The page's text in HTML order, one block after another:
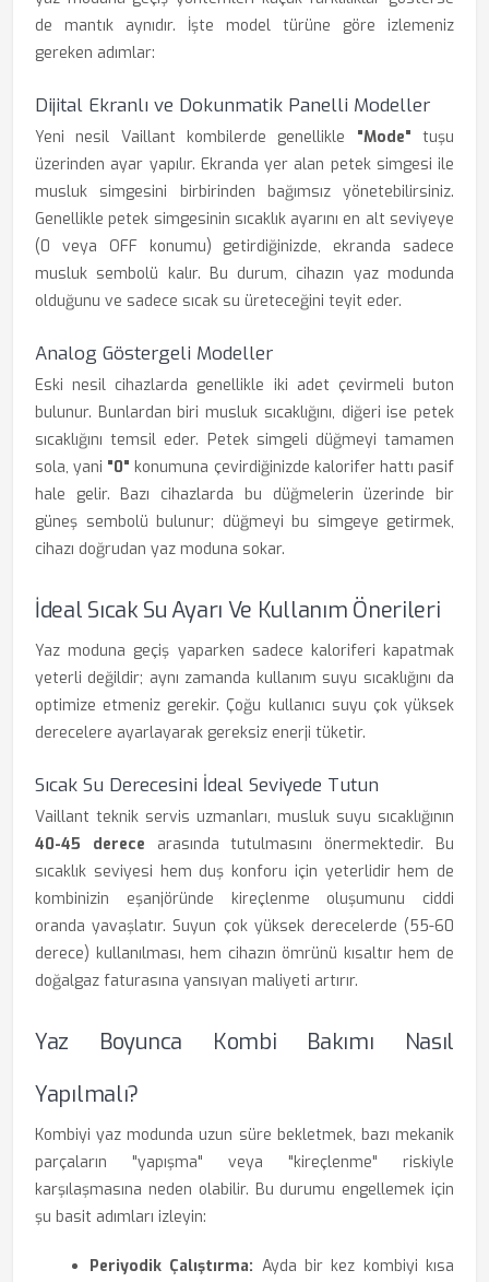
de mantık aynıdır. İşte model türüne göre izlemeniz
gereken adımlar:
Dijital Ekranlı ve Dokunmatik Panelli Modeller
Yeni nesil Vaillant kombilerde genellikle "Mode" tuşu
üzerinden ayar yapılır. Ekranda yer alan petek simgesi ile
musluk simgesini birbirinden bağımsız yönetebilirsiniz.
Genellikle petek simgesinin sıcaklık ayarını en alt seviyeye
(0 veya OFF konumu) getirdiğinizde, ekranda sadece
musluk sembolü kalır. Bu durum, cihazın yaz modunda
olduğunu ve sadece sıcak su üreteceğini teyit eder.
Analog Göstergeli Modeller
Eski nesil cihazlarda genellikle iki adet çevirmeli buton
bulunur. Bunlardan biri musluk sıcaklığını, diğeri ise petek
sıcaklığını temsil eder. Petek simgeli düğmeyi tamamen
sola, yani "0" konumuna çevirdiğinizde kalorifer hattı pasif
hale gelir. Bazı cihazlarda bu düğmelerin üzerinde bir
güneş sembolü bulunur; düğmeyi bu simgeye getirmek,
cihazı doğrudan yaz moduna sokar.
İdeal Sıcak Su Ayarı Ve Kullanım Önerileri
Yaz moduna geçiş yaparken sadece kaloriferi kapatmak
yeterli değildir; aynı zamanda kullanım suyu sıcaklığını da
optimize etmeniz gerekir. Çoğu kullanıcı suyu çok yüksek
derecelere ayarlayarak gereksiz enerji tüketir.
Sıcak Su Derecesini İdeal Seviyede Tutun
Vaillant teknik servis uzmanları, musluk suyu sıcaklığının
40-45 derece arasında tutulmasını önermektedir. Bu
sıcaklık seviyesi hem duş konforu için yeterlidir hem de
kombinizin eşanjöründe kireçlenme oluşumunu ciddi
oranda yavaşlatır. Suyun çok yüksek derecelerde (55-60
derece) kullanılması, hem cihazın ömrünü kısaltır hem de
doğalgaz faturasına yansıyan maliyeti artırır.
Yaz Boyunca Kombi Bakımı Nasıl
Yapılmalı?
Kombiyi yaz modunda uzun süre bekletmek, bazı mekanik
parçaların "yapışma" veya "kireçlenme" riskiyle
karşılaşmasına neden olabilir. Bu durumu engellemek için
şu basit adımları izleyin:
Periyodik Çalıştırma: Ayda bir kez kombiyi kısa